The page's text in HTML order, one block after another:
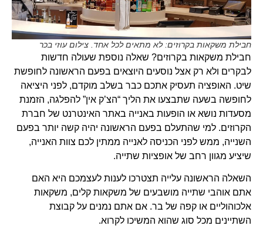
חבילת משקאות בקרוזים: לא מתאים לכל אחד. צילום עוזי בכר
חבילת משקאות בקרוזים? שאלה נוספת שעולה חדשות
לבקרים ולא רק אצל נוסעים היוצאים בפעם הראשונה לחופשת
שיט. האופציה תעסיק אתכם כבר בשלב מוקדם, לפני היציאה
לחופשה בשעה שתבצעו את הליך “הצ’ק אין” להפלגה, הזמנת
מסעדות נושא או הופעות באנייה באתר האינטרנט של חברת
הקרוזים. למי שהתעלם בפעם הראשונה יהיה קשה יותר בפעם
השנייה, ממש לפני הכניסה לאנייה ממתין לכם צוות האנייה,
שיציע מגוון רחב של אופציות שתייה.
השאלה הראשונה עלייה תצטרכו לענות לעצמכם היא האם
אתם אוהבי שתייה מושבעים של משקאות קלים, משקאות
אלכוהוליים או קפה של בר. אם אתם נמנים על קבוצת
השתיינים מכל סוג שהוא המשיכו לקרוא.